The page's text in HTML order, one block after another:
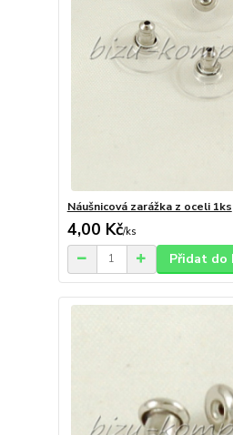
Náušnicová zarážka z oceli 1ks
4,00 Kč/ks
Přidat do